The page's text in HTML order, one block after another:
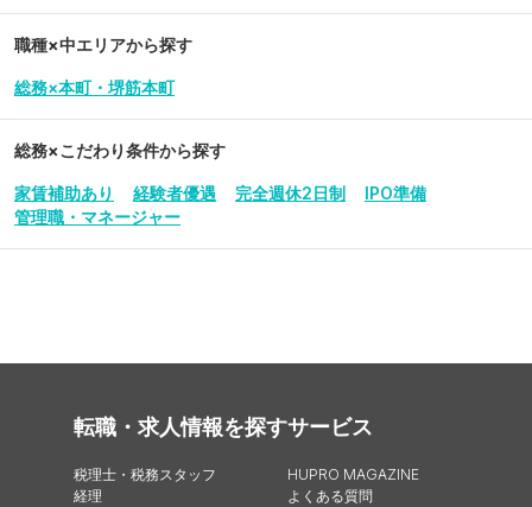
職種×中エリアから探す
総務×本町・堺筋本町
総務×こだわり条件から探す
家賃補助あり 経験者優遇 完全週休2日制
IPO準備
管理職・マネージャー
転職・求人情報を探す
税理士・税務スタッフ
経理
サービス
HUPRO MAGAZINE
よくある質問